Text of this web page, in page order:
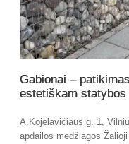
Gabionai –
estetiškam
A.Kojelavičiaus g. 1,
apdailos medžiagos